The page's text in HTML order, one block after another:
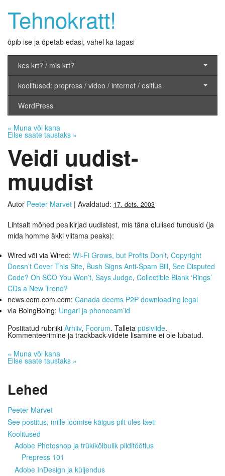
Tehnokratt!
õpib ise ja õpetab edasi, vahel ka tagasi
kes krt? / mis krt?
koolitused: prepress / video / internet / esitlus
WordPress
« Muna või kana
Eilse saate taustaks »
Veidi uudist-
muudist
Autor Peeter Marvet | Avaldatud: 17. dets. 2003
Lihtsalt mõned pealkirjad uudistest, mis täna olulised tundusid (ja
mida homme äkki viitama peaks):
Wired või via Wired: Wi-Fi Grows, but Profits Don’t, Copyright
Doesn’t Cover This Site, Bush Signs Anti-Spam Bill, See Disputed
Code? Oh SCO You Won’t, Says Judge, Collectible Blank ‘Rings’
CDs a New Trend?
news.com.com.com: Canada deems P2P downloading legal
via BoingBoing: Ungari ja phonecam’id
Postitatud rubriiki Arhiiv, Foorum. Talleta püsiviide.
Kommenteerimine ja trackback-viidete lisamine ei ole lubatud.
« Muna või kana
Eilse saate taustaks »
Lehed
Peeter Marvet
See postitus, mille loomise käigus pilt üles laeti
Koolitused
Adobe Photoshop ja trükikõlbulik pilditöötlus
Prepress 101
Adobe InDesign ja küljendus